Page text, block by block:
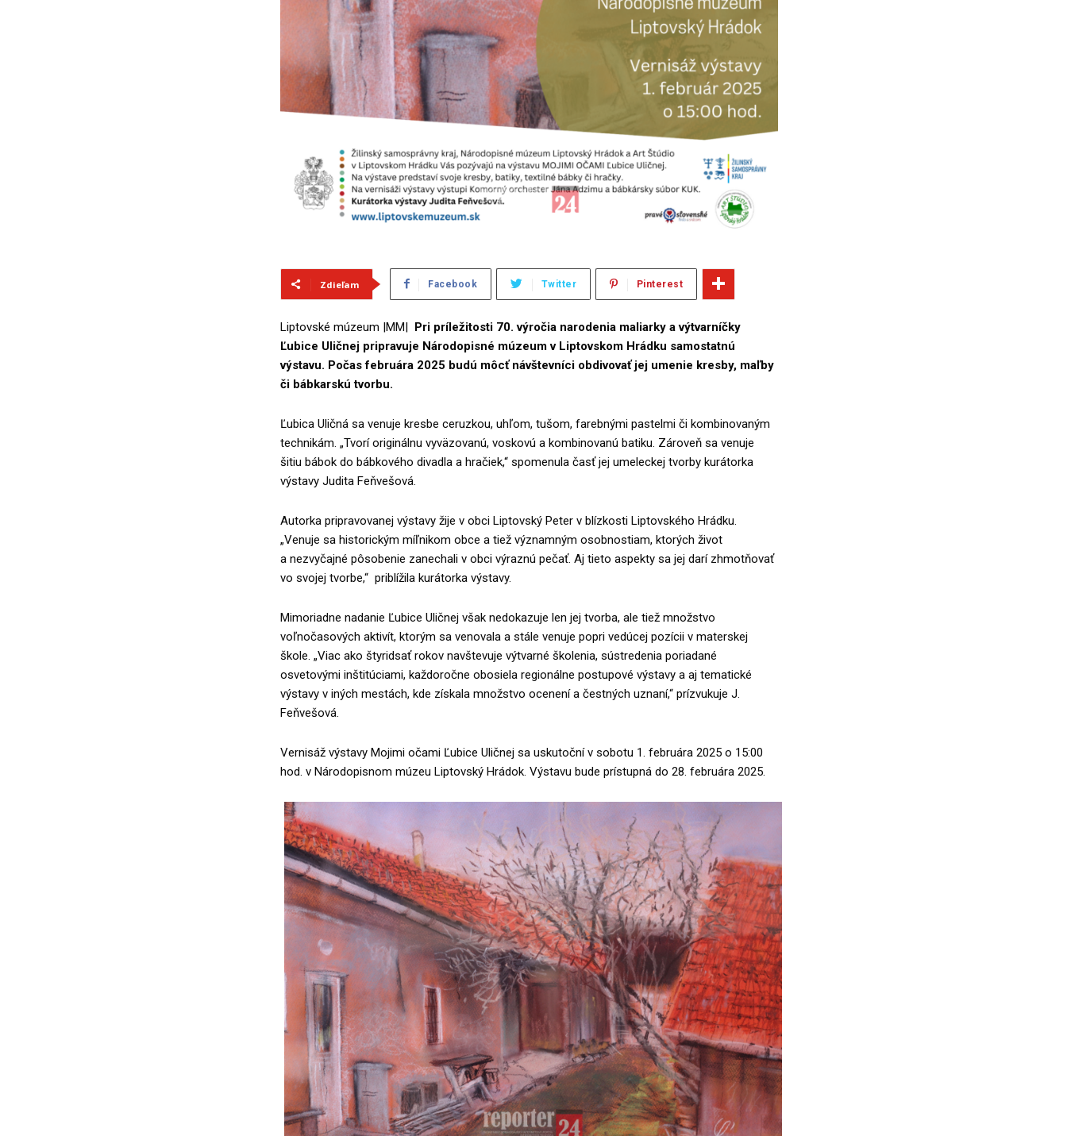
Zdieľam Facebook Twitter Pinterest
Liptovské múzeum |MM| Pri príležitosti 70. výročia narodenia maliarky a výtvarníčky
Ľubice Uličnej pripravuje Národopisné múzeum v Liptovskom Hrádku samostatnú
výstavu. Počas februára 2025 budú môcť návštevníci obdivovať jej umenie kresby, maľby
či bábkarskú tvorbu.
Ľubica Uličná sa venuje kresbe ceruzkou, uhľom, tušom, farebnými pastelmi či kombinovaným
technikám. „Tvorí originálnu vyväzovanú, voskovú a kombinovanú batiku. Zároveň sa venuje
šitiu bábok do bábkového divadla a hračiek,“ spomenula časť jej umeleckej tvorby kurátorka
výstavy Judita Feňvešová.
Autorka pripravovanej výstavy žije v obci Liptovský Peter v blízkosti Liptovského Hrádku.
„Venuje sa historickým míľnikom obce a tiež významným osobnostiam, ktorých život
a nezvyčajné pôsobenie zanechali v obci výraznú pečať. Aj tieto aspekty sa jej darí zhmotňovať
vo svojej tvorbe,“ priblížila kurátorka výstavy.
Mimoriadne nadanie Ľubice Uličnej však nedokazuje len jej tvorba, ale tiež množstvo
voľnočasových aktivít, ktorým sa venovala a stále venuje popri vedúcej pozícii v materskej
škole. „Viac ako štyridsať rokov navštevuje výtvarné školenia, sústredenia poriadané
osvetovými inštitúciami, každoročne obosiela regionálne postupové výstavy a aj tematické
výstavy v iných mestách, kde získala množstvo ocenení a čestných uznaní,“ prízvukuje J.
Feňvešová.
Vernisáž výstavy Mojimi očami Ľubice Uličnej sa uskutoční v sobotu 1. februára 2025 o 15:00
hod. v Národopisnom múzeu Liptovský Hrádok. Výstavu bude prístupná do 28. februára 2025.